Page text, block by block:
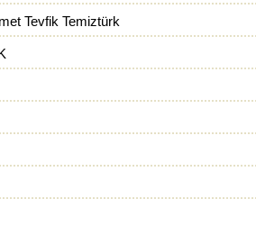
Tevfik Temiztürk